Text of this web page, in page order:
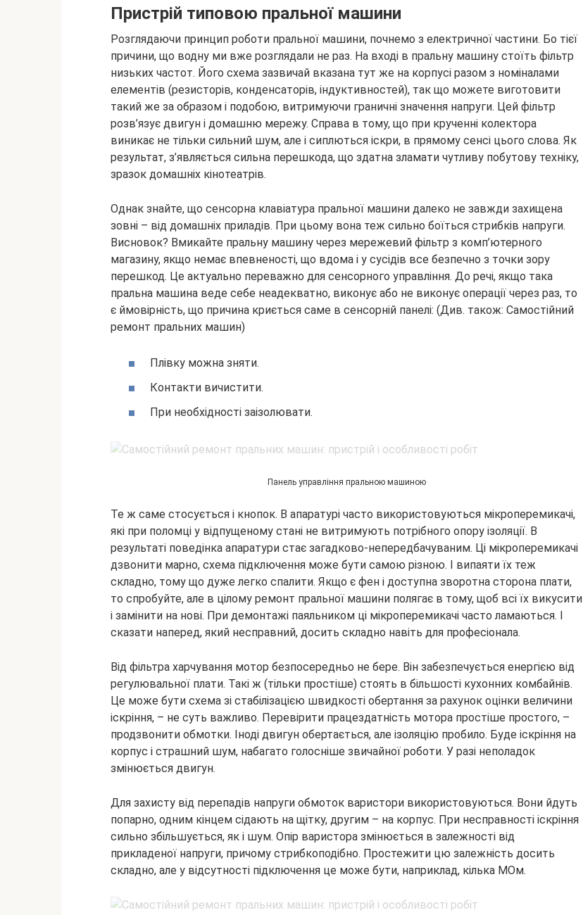
Пристрій типовою пральної машини
Розглядаючи принцип роботи пральної машини, почнемо з електричної частини. Бо тієї
причини, що водну ми вже розглядали не раз. На вході в пральну машину стоїть фільтр
низьких частот. Його схема зазвичай вказана тут же на корпусі разом з номіналами
елементів (резисторів, конденсаторів, індуктивностей), так що можете виготовити
такий же за образом і подобою, витримуючи граничні значення напруги. Цей фільтр
розв’язує двигун і домашню мережу. Справа в тому, що при крученні колектора
виникає не тільки сильний шум, але і сиплються іскри, в прямому сенсі цього слова. Як
результат, з’являється сильна перешкода, що здатна зламати чутливу побутову техніку,
зразок домашніх кінотеатрів.
Однак знайте, що сенсорна клавіатура пральної машини далеко не завжди захищена
зовні – від домашніх приладів. При цьому вона теж сильно боїться стрибків напруги.
Висновок? Вмикайте пральну машину через мережевий фільтр з комп’ютерного
магазину, якщо немає впевненості, що вдома і у сусідів все безпечно з точки зору
перешкод. Це актуально переважно для сенсорного управління. До речі, якщо така
пральна машина веде себе неадекватно, виконує або не виконує операції через раз, то
є ймовірність, що причина криється саме в сенсорній панелі: (Див. також: Самостійний
ремонт пральних машин)
Плівку можна зняти.
Контакти вичистити.
При необхідності заізолювати.
Панель управління пральною машиною
Те ж саме стосується і кнопок. В апаратурі часто використовуються мікроперемикачі,
які при поломці у відпущеному стані не витримують потрібного опору ізоляції. В
результаті поведінка апаратури стає загадково-непередбачуваним. Ці мікроперемикачі
дзвонити марно, схема підключення може бути самою різною. І випаяти їх теж
складно, тому що дуже легко спалити. Якщо є фен і доступна зворотна сторона плати,
то спробуйте, але в цілому ремонт пральної машини полягає в тому, щоб всі їх викусити
і замінити на нові. При демонтажі паяльником ці мікроперемикачі часто ламаються. І
сказати наперед, який несправний, досить складно навіть для професіонала.
Від фільтра харчування мотор безпосередньо не бере. Він забезпечується енергією від
регулювальної плати. Такі ж (тільки простіше) стоять в більшості кухонних комбайнів.
Це може бути схема зі стабілізацією швидкості обертання за рахунок оцінки величини
іскріння, – не суть важливо. Перевірити працездатність мотора простіше простого, –
продзвонити обмотки. Іноді двигун обертається, але ізоляцію пробило. Буде іскріння на
корпус і страшний шум, набагато голосніше звичайної роботи. У разі неполадок
змінюється двигун.
Для захисту від перепадів напруги обмоток варистори використовуються. Вони йдуть
попарно, одним кінцем сідають на щітку, другим – на корпус. При несправності іскріння
сильно збільшується, як і шум. Опір варистора змінюється в залежності від
прикладеної напруги, причому стрибкоподібно. Простежити цю залежність досить
складно, але у відсутності підключення це може бути, наприклад, кілька МОм.